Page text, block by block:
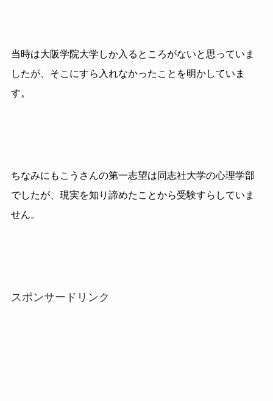
当時は大阪学院大学しか入るところがないと思っていま
したが、そこにすら入れなかったことを明かしていま
す。
ちなみにもこうさんの第一志望は同志社大学の心理学部
でしたが、現実を知り諦めたことから受験すらしていま
せん。
スポンサードリンク